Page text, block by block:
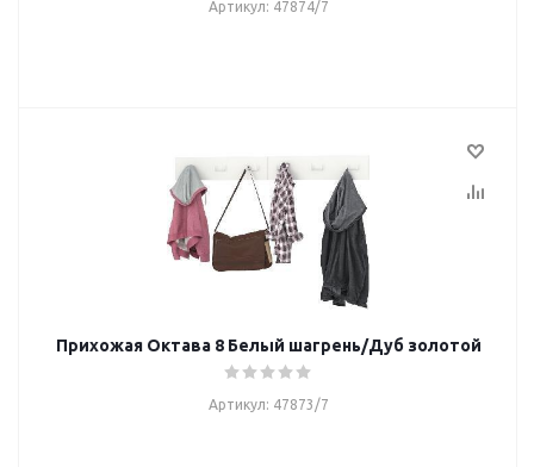
Артикул: 47874/7
Прихожая Октава 8 Белый шагрень/Дуб золотой
Артикул: 47873/7